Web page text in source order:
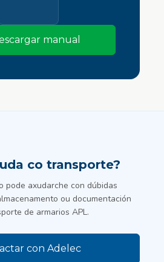
manual
co transporte?
pode axudarche con dúbidas
ou documentación
de armarios APL.
con Adelec